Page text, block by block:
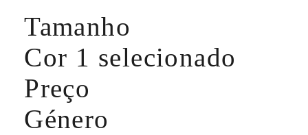
Tamanho
Cor 1 selecionado
Preço
Género